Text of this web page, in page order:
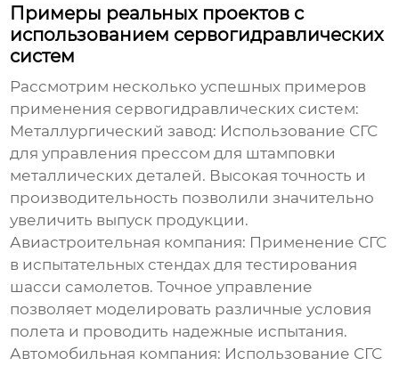
Примеры реальных проектов с
использованием сервогидравлических
систем
Рассмотрим несколько успешных примеров
применения сервогидравлических систем:
Металлургический завод: Использование СГС
для управления прессом для штамповки
металлических деталей. Высокая точность и
производительность позволили значительно
увеличить выпуск продукции.
Авиастроительная компания: Применение СГС
в испытательных стендах для тестирования
шасси самолетов. Точное управление
позволяет моделировать различные условия
полета и проводить надежные испытания.
Автомобильная компания: Использование СГС